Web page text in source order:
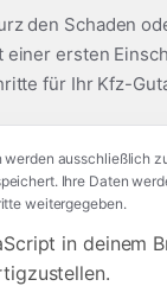
den Schaden
einer ersten
für Ihr Kfz-
ausschließlich
Ihre Daten
weitergegeben.
in deinem